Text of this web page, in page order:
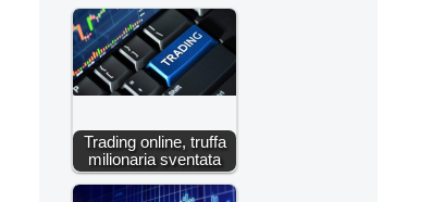
Trading online, truffa
milionaria sventata